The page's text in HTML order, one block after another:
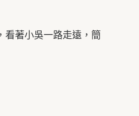
看著小吳一路走遠，簡